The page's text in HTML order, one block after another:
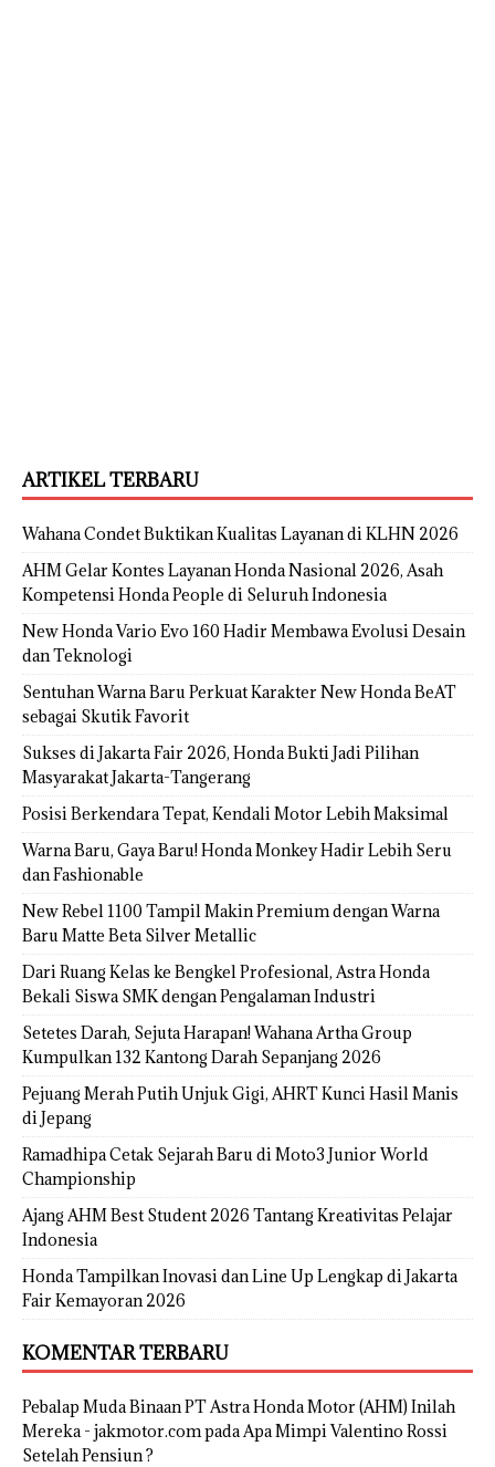
ARTIKEL TERBARU
Wahana Condet Buktikan Kualitas Layanan di KLHN 2026
AHM Gelar Kontes Layanan Honda Nasional 2026, Asah
Kompetensi Honda People di Seluruh Indonesia
New Honda Vario Evo 160 Hadir Membawa Evolusi Desain
dan Teknologi
Sentuhan Warna Baru Perkuat Karakter New Honda BeAT
sebagai Skutik Favorit
Sukses di Jakarta Fair 2026, Honda Bukti Jadi Pilihan
Masyarakat Jakarta-Tangerang
Posisi Berkendara Tepat, Kendali Motor Lebih Maksimal
Warna Baru, Gaya Baru! Honda Monkey Hadir Lebih Seru
dan Fashionable
New Rebel 1100 Tampil Makin Premium dengan Warna
Baru Matte Beta Silver Metallic
Dari Ruang Kelas ke Bengkel Profesional, Astra Honda
Bekali Siswa SMK dengan Pengalaman Industri
Setetes Darah, Sejuta Harapan! Wahana Artha Group
Kumpulkan 132 Kantong Darah Sepanjang 2026
Pejuang Merah Putih Unjuk Gigi, AHRT Kunci Hasil Manis
di Jepang
Ramadhipa Cetak Sejarah Baru di Moto3 Junior World
Championship
Ajang AHM Best Student 2026 Tantang Kreativitas Pelajar
Indonesia
Honda Tampilkan Inovasi dan Line Up Lengkap di Jakarta
Fair Kemayoran 2026
KOMENTAR TERBARU
Pebalap Muda Binaan PT Astra Honda Motor (AHM) Inilah
Mereka - jakmotor.compada Apa Mimpi Valentino Rossi
Setelah Pensiun ?